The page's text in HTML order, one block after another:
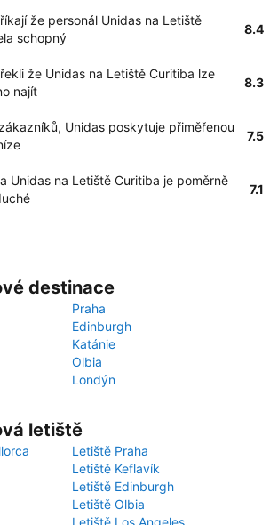
že personál Unidas na Letiště
schopný
8.4
že Unidas na Letiště Curitiba lze
najít
8.3
Unidas poskytuje přiměřenou
7.5
Unidas na Letiště Curitiba je poměrně
7.1
destinace
Praha
Edinburgh
Katánie
Olbia
Londýn
letiště
Letiště Praha
Letiště Keflavík
Letiště Edinburgh
Letiště Olbia
Letiště Los Angeles